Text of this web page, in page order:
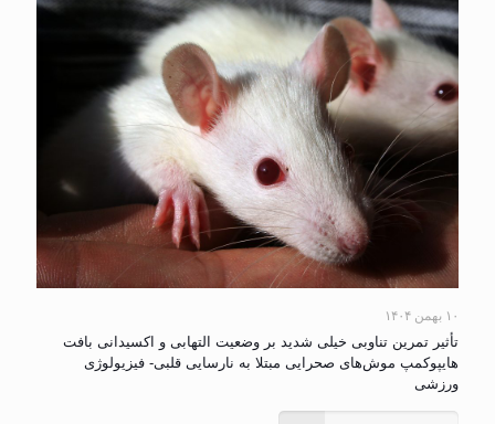
۱۰ بهمن ۱۴۰۴
تأثیر تمرین تناوبی خیلی شدید بر وضعیت التهابی و اکسیدانی بافت
هایپوکمپ موش‌های صحرایی مبتلا به نارسایی قلبی- فیزیولوژی
ورزشی